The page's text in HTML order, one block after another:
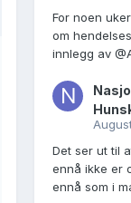
For noen
om
innlegg av
Det ser ut til
ennå ikke er
ennå som i